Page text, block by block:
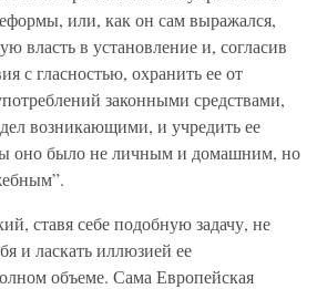
или, как он сам выражался,
власть в установление и, согласив
с гласностью, охранить ее от
законными средствами,
возникающими, и учредить ее
оно было не личным и домашним, но
ставя себе подобную задачу, не
и ласкать иллюзией ее
объеме. Сама Европейская